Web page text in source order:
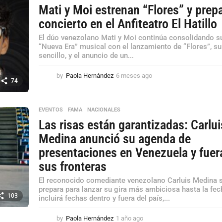
74
Mati y Moi estrenan “Flores” y
concierto en el Anfiteatro El Hatillo
​El dúo venezolano Mati y Moi continúa consolidando
“Nueva Era” musical con el lanzamiento de “Flores”,
sencillo, y el anuncio de un...
by Paola Hernández 6 meses ago
s
a
g
o
103
EVENTOS ,FAMA ,NACIONALES
Las risas están garantizadas:
Medina anunció su agenda de
presentaciones en Venezuela y
sus fronteras
El reconocido comediante venezolano Carluis Medina
prepara para lanzar su gira más ambiciosa hasta la
incluirá fechas dentro y fuera del país,...
by Paola Hernández 1 año ago